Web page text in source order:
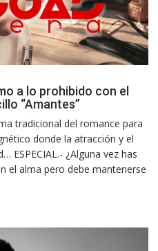
a lo prohibido con el
“Amantes”
tradicional del romance para
donde la atracción y el
ESPECIAL.- ¿Alguna vez has
el alma pero debe mantenerse